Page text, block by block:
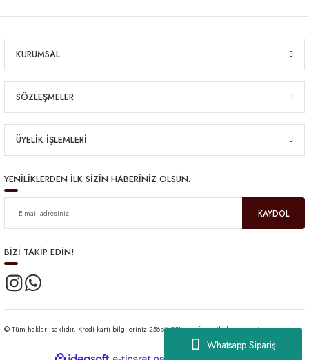
Whatsapp Sipariş
KURUMSAL
SÖZLEŞMELER
ÜYELİK İŞLEMLERİ
YENİLİKLERDEN İLK SİZİN HABERİNİZ OLSUN.
KAYDOL
BİZİ TAKİP EDİN!
© Tüm hakları saklıdır. Kredi kartı bilgileriniz 256bit SSL sertifikası ile korunmaktadır.
ideasoft